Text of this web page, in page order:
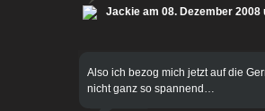
Jackie am 08. Dezember 2008
Also ich bezog mich jetzt auf die
nicht ganz so spannend…